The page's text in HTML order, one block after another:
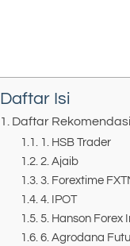
Daftar Isi
Daftar
1. HSB Trader
2. Ajaib
3. Forextime
4. IPOT
5. Hanson Forex
6. Agrodana